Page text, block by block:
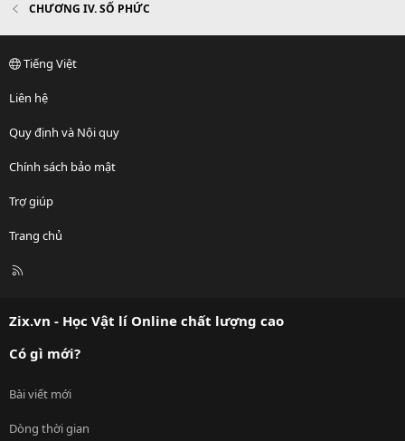
CHƯƠNG IV. SỐ PHỨC
Tiếng Việt
Liên hệ
Quy định và Nội quy
Chính sách bảo mật
Trợ giúp
Trang chủ
R
Zix.vn - Học Vật lí Online chất lượng cao
Có gì mới?
Bài viết mới
Dòng thời gian